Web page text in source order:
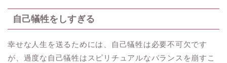
自己犠牲をしすぎる
幸せな人生を送るためには、自己犠牲は必要不可欠です
が、過度な自己犠牲はスピリチュアルなバランスを崩すこ